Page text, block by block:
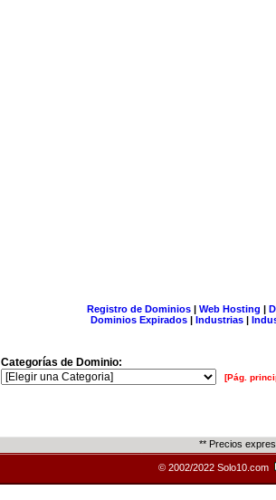
Registro de Dominios| Web Hosting |
Dominios Expirados | Industrias |
Categorías de Dominio:
[Pág.
** Precios
© 2002/2022 Solo10.com